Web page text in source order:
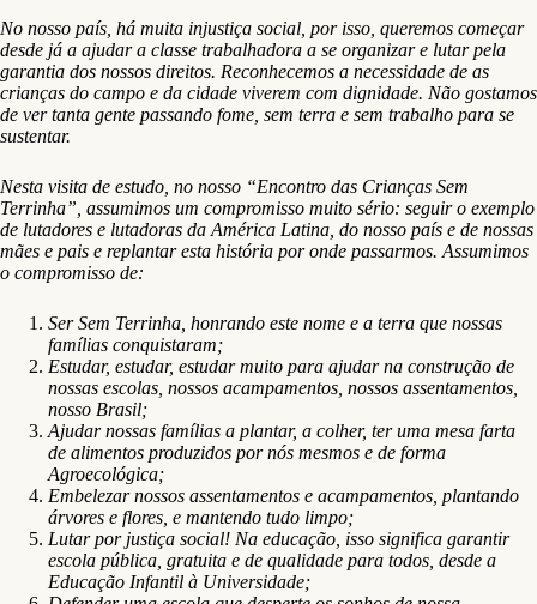
No nosso país, há muita injustiça social, por isso, queremos começar
desde já a ajudar a classe trabalhadora a se organizar e lutar pela
garantia dos nossos direitos. Reconhecemos a necessidade de as
crianças do campo e da cidade viverem com dignidade. Não gostamos
de ver tanta gente passando fome, sem terra e sem trabalho para se
sustentar.
Nesta visita de estudo, no nosso “Encontro das Crianças Sem
Terrinha”, assumimos um compromisso muito sério: seguir o exemplo
de lutadores e lutadoras da América Latina, do nosso país e de nossas
mães e pais e replantar esta história por onde passarmos. Assumimos
o compromisso de:
Ser Sem Terrinha, honrando este nome e a terra que nossas
famílias conquistaram;
Estudar, estudar, estudar muito para ajudar na construção de
nossas escolas, nossos acampamentos, nossos assentamentos,
nosso Brasil;
Ajudar nossas famílias a plantar, a colher, ter uma mesa farta
de alimentos produzidos por nós mesmos e de forma
Agroecológica;
Embelezar nossos assentamentos e acampamentos, plantando
árvores e flores, e mantendo tudo limpo;
Lutar por justiça social! Na educação, isso significa garantir
escola pública, gratuita e de qualidade para todos, desde a
Educação Infantil à Universidade;